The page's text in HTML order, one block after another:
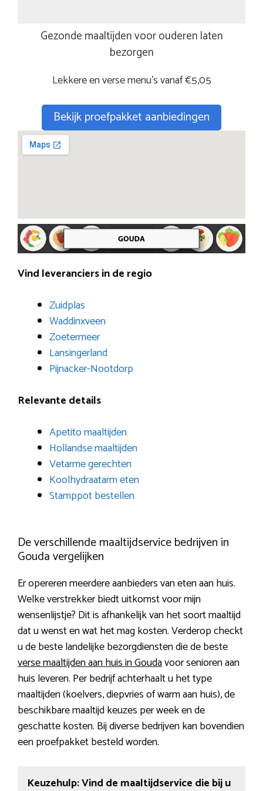
Gezonde maaltijden voor ouderen laten
bezorgen
Lekkere en verse menu’s vanaf €5,05
Bekijk proefpakket aanbiedingen
Vind leveranciers in de regio
Zuidplas
Waddinxveen
Zoetermeer
Lansingerland
Pijnacker-Nootdorp
Relevante details
Apetito maaltijden
Hollandse maaltijden
Vetarme gerechten
Koolhydraatarm eten
Stamppot bestellen
De verschillende maaltijdservice bedrijven in
Gouda vergelijken
Er opereren meerdere aanbieders van eten aan huis.
Welke verstrekker biedt uitkomst voor mijn
wensenlijstje? Dit is afhankelijk van het soort maaltijd
dat u wenst en wat het mag kosten. Verderop checkt
u de beste landelijke bezorgdiensten die de beste
verse maaltijden aan huis in Goudavoor senioren aan
huis leveren. Per bedrijf achterhaalt u het type
maaltijden (koelvers, diepvries of warm aan huis), de
beschikbare maaltijd keuzes per week en de
geschatte kosten. Bij diverse bedrijven kan bovendien
een proefpakket besteld worden.
Keuzehulp: Vind de maaltijdservice die bij u